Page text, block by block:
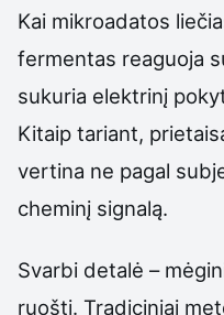
Kai mikroadatos
fermentas reaguoja
sukuria elektrinį
Kitaip tariant,
vertina ne pagal
cheminį signalą.
Svarbi detalė –
ruošti. Tradiciniai